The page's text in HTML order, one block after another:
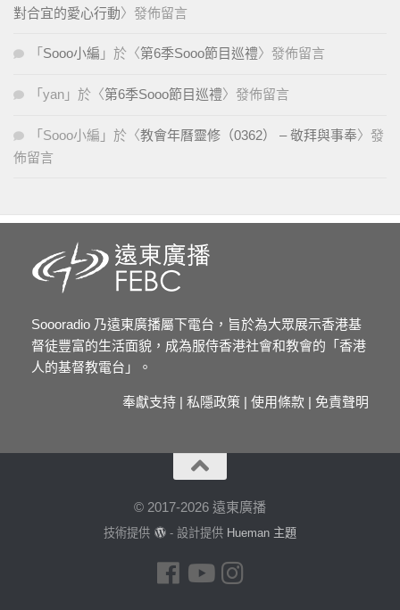
對合宜的愛心行動〉發佈留言
「 Sooo小編 」於〈第6季Sooo節目巡禮〉發佈留言
「 yan 」於〈第6季Sooo節目巡禮〉發佈留言
「 Sooo小編 」於〈教會年曆靈修（0362） – 敬拜與事奉〉發
佈留言
Soooradio 乃遠東廣播屬下電台，旨於為大眾展示香港基
督徒豐富的生活面貌，成為服侍香港社會和教會的「香港
人的基督教電台」。
奉獻支持 | 私隱政策 | 使用條款 | 免責聲明
© 2017-2026 遠東廣播
技術提供 - 設計提供 Hueman 主題